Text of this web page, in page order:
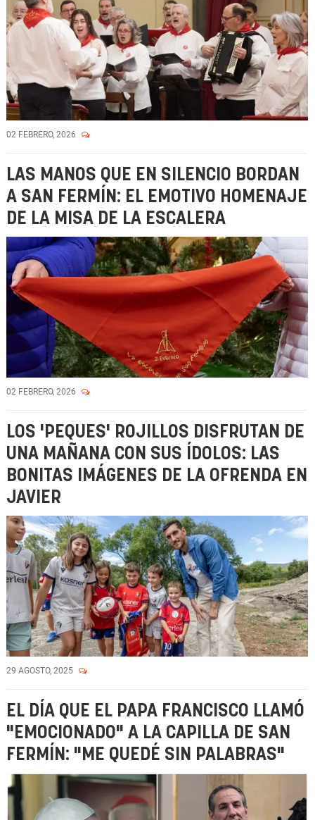
02 FEBRERO, 2026
LAS MANOS QUE EN SILENCIO BORDAN
A SAN FERMÍN: EL EMOTIVO HOMENAJE
DE LA MISA DE LA ESCALERA
02 FEBRERO, 2026
LOS 'PEQUES' ROJILLOS DISFRUTAN DE
UNA MAÑANA CON SUS ÍDOLOS: LAS
BONITAS IMÁGENES DE LA OFRENDA EN
JAVIER
29 AGOSTO, 2025
EL DÍA QUE EL PAPA FRANCISCO LLAMÓ
"EMOCIONADO" A LA CAPILLA DE SAN
FERMÍN: "ME QUEDÉ SIN PALABRAS"